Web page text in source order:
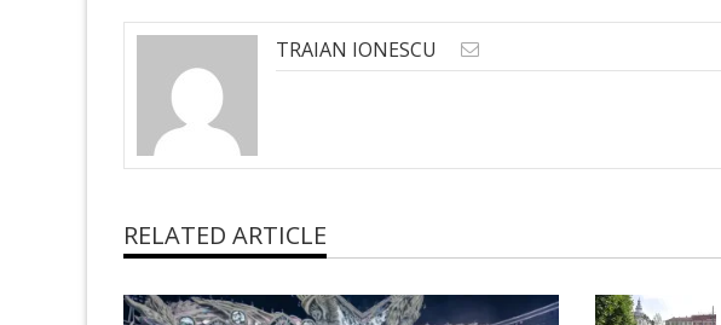
TRAIAN IONESCU
RELATED ARTICLE